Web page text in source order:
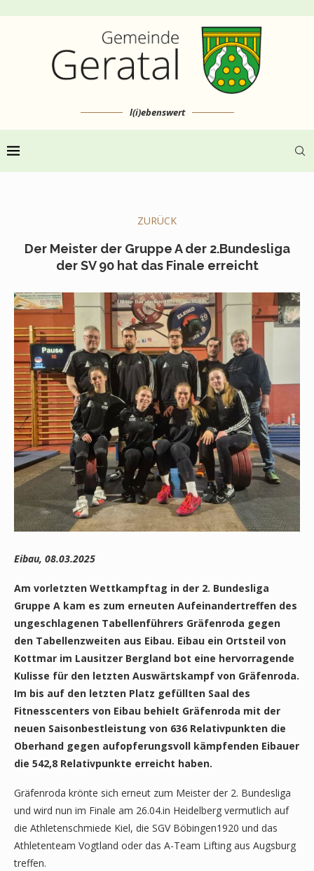
l(i)ebenswert
ZURÜCK
Der Meister der Gruppe A der 2.Bundesliga
der SV 90 hat das Finale erreicht
Eibau, 08.03.2025
Am vorletzten Wettkampftag in der 2. Bundesliga
Gruppe A kam es zum erneuten Aufeinandertreffen des
ungeschlagenen Tabellenführers Gräfenroda gegen
den Tabellenzweiten aus Eibau. Eibau ein Ortsteil von
Kottmar im Lausitzer Bergland bot eine hervorragende
Kulisse für den letzten Auswärtskampf von Gräfenroda.
Im bis auf den letzten Platz gefüllten Saal des
Fitnesscenters von Eibau behielt Gräfenroda mit der
neuen Saisonbestleistung von 636 Relativpunkten die
Oberhand gegen aufopferungsvoll kämpfenden Eibauer
die 542,8 Relativpunkte erreicht haben.
Gräfenroda krönte sich erneut zum Meister der 2. Bundesliga
und wird nun im Finale am 26.04.in Heidelberg vermutlich auf
die Athletenschmiede Kiel, die SGV Böbingen1920 und das
Athletenteam Vogtland oder das A-Team Lifting aus Augsburg
treffen.